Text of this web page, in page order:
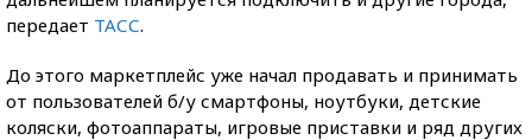
передает ТАСС.
До этого маркетплейс уже начал продавать и принимать
от пользователей б/у смартфоны, ноутбуки, детские
коляски, фотоаппараты, игровые приставки и ряд других